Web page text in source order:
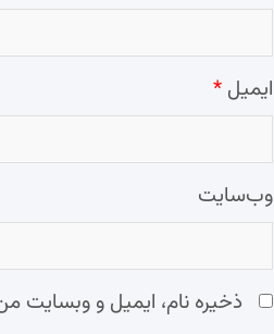
ایمیل *
وب‌سایت
ذخیره نام، ایمیل و وبسایت